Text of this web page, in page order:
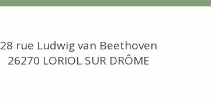
28 rue Ludwig van Beethoven
26270 LORIOL SUR DRÔME